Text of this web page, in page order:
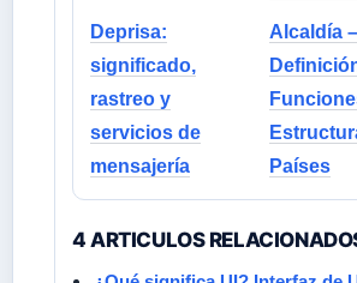
Deprisa:
significado,
rastreo y
servicios de
mensajería
Alcaldía –
Países
4 ARTICULOS